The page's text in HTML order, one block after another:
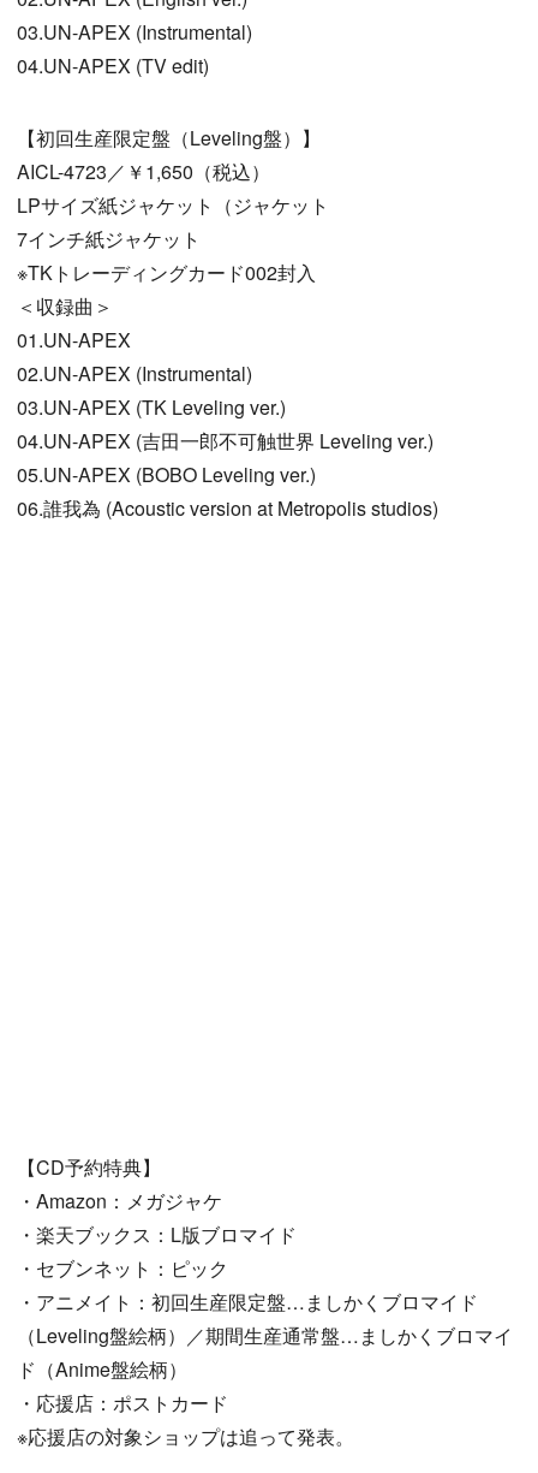
03.UN-APEX (Instrumental)
04.UN-APEX (TV edit)
【初回生産限定盤（Leveling盤）】
AICL-4723／￥1,650（税込）
LPサイズ紙ジャケット（ジャケット
7インチ紙ジャケット
※TKトレーディングカード002封入
＜収録曲＞
01.UN-APEX
02.UN-APEX (Instrumental)
03.UN-APEX (TK Leveling ver.)
04.UN-APEX (吉田一郎不可触世界 Leveling ver.)
05.UN-APEX (BOBO Leveling ver.)
06.誰我為 (Acoustic version at Metropolis studios)
【CD予約特典】
・Amazon：メガジャケ
・楽天ブックス：L版ブロマイド
・セブンネット：ピック
・アニメイト：初回生産限定盤…ましかくブロマイド
（Leveling盤絵柄）／期間生産通常盤…ましかくブロマイ
ド（Anime盤絵柄）
・応援店：ポストカード
※応援店の対象ショップは追って発表。